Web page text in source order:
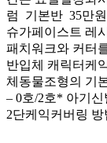
럼 기본반 35만
슈가페이스트 레
패치워크와 커터
반입체 캐릭터케
체동물조형의 기
– 0호/2호* 아기
2단케익커버링